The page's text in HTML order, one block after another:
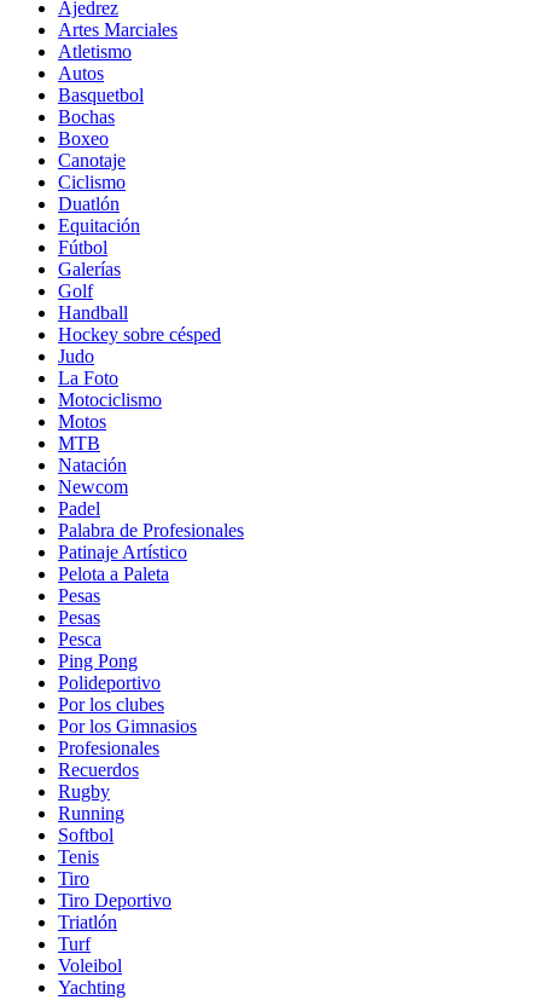
Ajedrez
Artes Marciales
Atletismo
Autos
Basquetbol
Bochas
Boxeo
Canotaje
Ciclismo
Duatlón
Equitación
Fútbol
Galerías
Golf
Handball
Hockey sobre césped
Judo
La Foto
Motociclismo
Motos
MTB
Natación
Newcom
Padel
Palabra de Profesionales
Patinaje Artístico
Pelota a Paleta
Pesas
Pesas
Pesca
Ping Pong
Polideportivo
Por los clubes
Por los Gimnasios
Profesionales
Recuerdos
Rugby
Running
Softbol
Tenis
Tiro
Tiro Deportivo
Triatlón
Turf
Voleibol
Yachting